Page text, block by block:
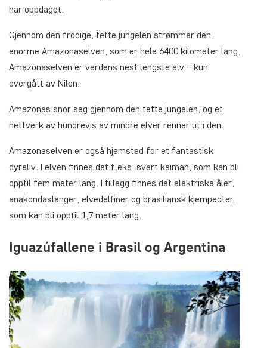
har oppdaget.
Gjennom den frodige, tette jungelen strømmer den
enorme Amazonaselven, som er hele 6400 kilometer lang.
Amazonaselven er verdens nest lengste elv – kun
overgått av Nilen.
Amazonas snor seg gjennom den tette jungelen, og et
nettverk av hundrevis av mindre elver renner ut i den.
Amazonaselven er også hjemsted for et fantastisk
dyreliv. I elven finnes det f.eks. svart kaiman, som kan bli
opptil fem meter lang. I tillegg finnes det elektriske åler,
anakondaslanger, elvedelfiner og brasiliansk kjempeoter,
som kan bli opptil 1,7 meter lang.
Iguazúfallene i Brasil og Argentina